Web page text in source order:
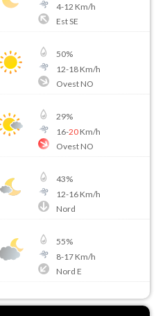
4-12 Km/h
Est SE
50%
12-18Km/h
Ovest NO
29%
16-20Km/h
Ovest NO
43%
12-16Km/h
Nord
55%
8-17Km/h
Nord E